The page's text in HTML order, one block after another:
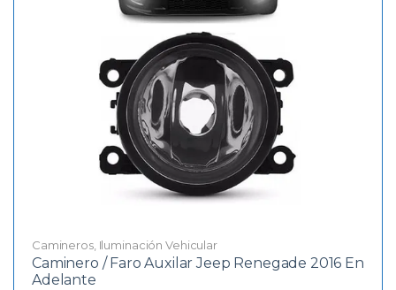
Camineros, Iluminación Vehicular
Caminero / Faro Auxilar Jeep Renegade 2016 En
Adelante